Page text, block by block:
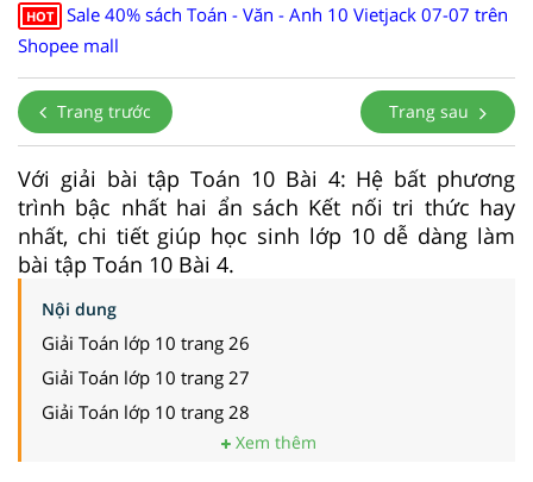
HOT
Sale 40% sách Toán - Văn - Anh 10 Vietjack 07-07 trên
Shopee mall
Trang trước Trang sau
Với giải bài tập Toán 10 Bài 4: Hệ bất phương
trình bậc nhất hai ẩn sách Kết nối tri thức hay
nhất, chi tiết giúp học sinh lớp 10 dễ dàng làm
bài tập Toán 10 Bài 4.
Nội dung
Giải Toán lớp 10 trang 26
Giải Toán lớp 10 trang 27
Giải Toán lớp 10 trang 28
Xem thêm